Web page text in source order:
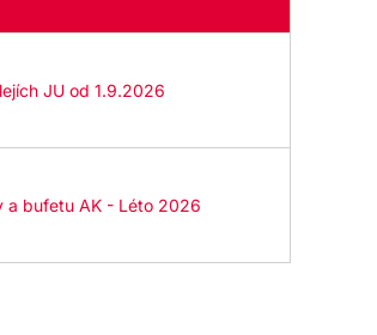
JU od 1.9.2026
a bufetu AK - Léto 2026